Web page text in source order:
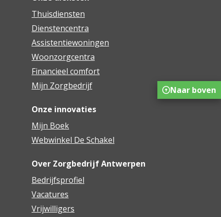
Thuisdiensten
Dienstencentra
Assistentiewoningen
Woonzorgcentra
Financieel comfort
Mijn Zorgbedrijf
Onze innovaties
Mijn Boek
Webwinkel De Schakel
Over Zorgbedrijf Antwerpen
Bedrijfsprofiel
Vacatures
Vrijwilligers
Naar boven